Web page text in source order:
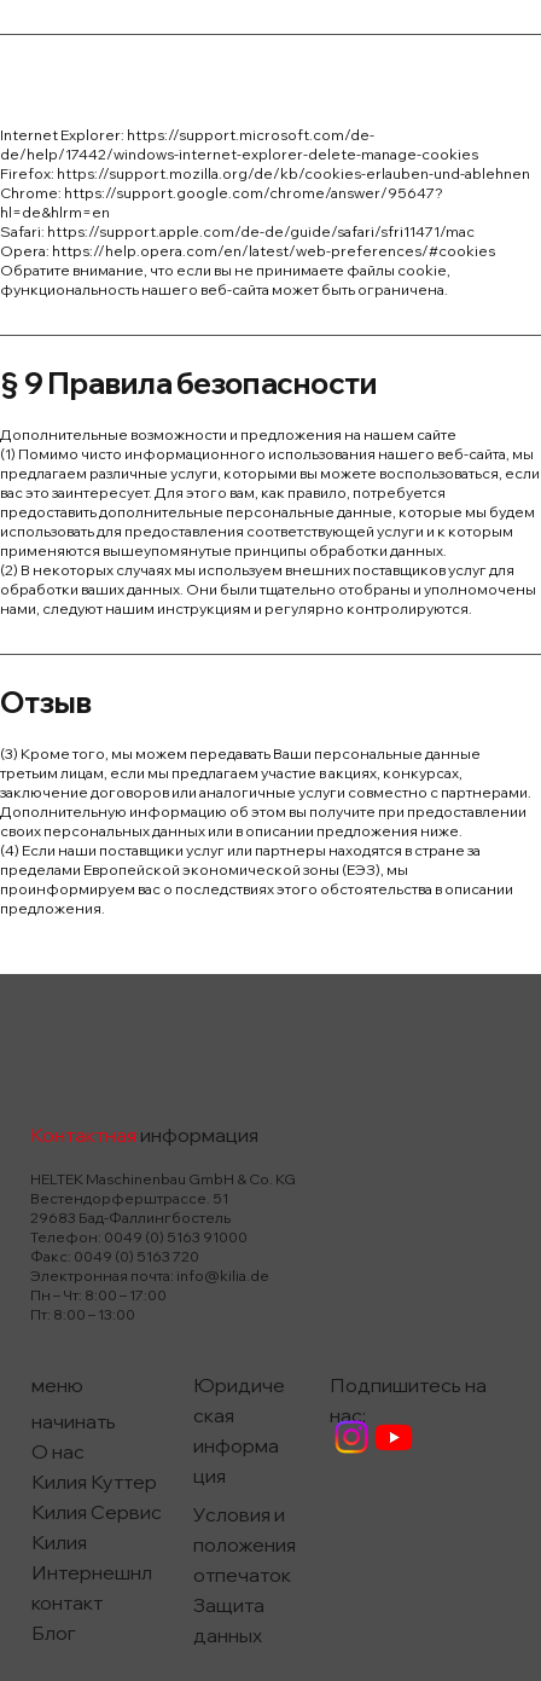
Internet Explorer: https://support.microsoft.com/de-
de/help/17442/windows-internet-explorer-delete-manage-cookies
Firefox: https://support.mozilla.org/de/kb/cookies-erlauben-und-ablehnen
Chrome: https://support.google.com/chrome/answer/95647?
hl=de&hlrm=en
Safari: https://support.apple.com/de-de/guide/safari/sfri11471/mac
Opera: https://help.opera.com/en/latest/web-preferences/#cookies
Обратите внимание, что если вы не принимаете файлы cookie,
функциональность нашего веб-сайта может быть ограничена.
§ 9 Правила безопасности
Дополнительные возможности и предложения на нашем сайте
(1) Помимо чисто информационного использования нашего веб-сайта, мы
предлагаем различные услуги, которыми вы можете воспользоваться, если
вас это заинтересует. Для этого вам, как правило, потребуется
предоставить дополнительные персональные данные, которые мы будем
использовать для предоставления соответствующей услуги и к которым
применяются вышеупомянутые принципы обработки данных.
(2) В некоторых случаях мы используем внешних поставщиков услуг для
обработки ваших данных. Они были тщательно отобраны и уполномочены
нами, следуют нашим инструкциям и регулярно контролируются.
Отзыв
(3) Кроме того, мы можем передавать Ваши персональные данные
третьим лицам, если мы предлагаем участие в акциях, конкурсах,
заключение договоров или аналогичные услуги совместно с партнерами.
Дополнительную информацию об этом вы получите при предоставлении
своих персональных данных или в описании предложения ниже.
(4) Если наши поставщики услуг или партнеры находятся в стране за
пределами Европейской экономической зоны (ЕЭЗ), мы
проинформируем вас о последствиях этого обстоятельства в описании
предложения.
Контактная информация
HELTEK Maschinenbau GmbH & Co. KG
Вестендорферштрассе. 51
29683 Бад-Фаллингбостель
Телефон: 0049 (0) 5163 91000
Факс: 0049 (0) 5163 720
Электронная почта: info@kilia.de
Пн – Чт: 8:00 – 17:00
Пт: 8:00 – 13:00
меню
начинать
О нас
Килия Куттер
Килия Сервис
Килия
Интернешнл
контакт
Блог
Юридиче
ская
информа
ция
Условия и
положения
отпечаток
Защита
данных
Подпишитесь на
нас: